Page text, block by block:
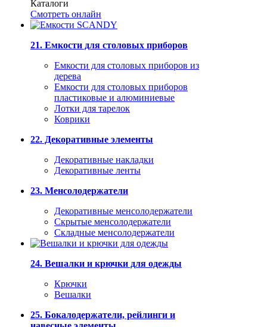
Каталоги
Смотреть онлайн
21. Емкости для столовых приборов
Емкости для столовых приборов из
дерева
Емкости для столовых приборов
пластиковые и алюминиевые
Лотки для тарелок
Коврики
22. Декоративные элементы
Декоративные накладки
Декоративные ленты
23. Менсолодержатели
Декоративные менсолодержатели
Скрытые менсолодержатели
Складные менсолодержатели
24. Вешалки и крючки для одежды
Крючки
Вешалки
25. Бокалодержатели, рейлинги и